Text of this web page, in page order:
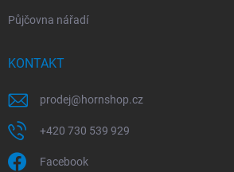
Půjčovna nářadí
KONTAKT
prodej@hornshop.cz
+420 730 539 929
Facebook